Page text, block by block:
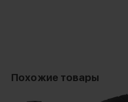
Похожие товары